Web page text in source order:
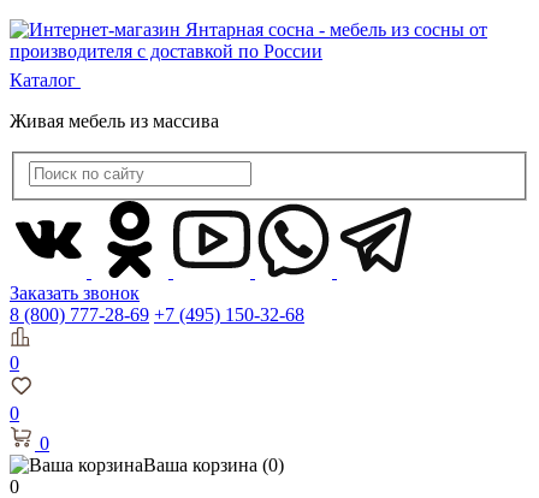
Каталог
Живая мебель из массива
Заказать звонок
8 (800) 777-28-69 +7 (495) 150-32-68
0
0
0
Ваша корзина (0)
0